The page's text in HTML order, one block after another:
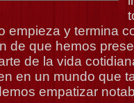
empieza y termina
de que hemos
de la vida
en un mundo que
empatizar